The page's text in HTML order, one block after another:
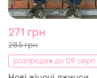
271 грн
285 грн
розпродаж до 09 серп